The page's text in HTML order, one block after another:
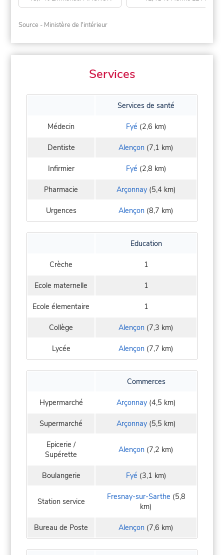
Source - Ministère de l'intérieur
Services
Services de santé
Médecin Fyé (2,6 km)
Dentiste Alençon (7,1 km)
Infirmier Fyé (2,8 km)
Pharmacie Arçonnay(5,4 km)
Urgences Alençon (8,7 km)
Education
Crèche 1
Ecole maternelle 1
Ecole élementaire 1
Collège Alençon (7,3 km)
Lycée Alençon (7,7 km)
Commerces
Hypermarché Arçonnay(4,5 km)
Supermarché Arçonnay(5,5 km)
Epicerie /
Supérette
Alençon (7,2 km)
Boulangerie Fyé (3,1 km)
Station service Fresnay-sur-Sarthe (5,8
km)
Bureau de Poste Alençon (7,6 km)